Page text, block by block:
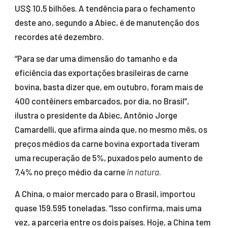
US$ 10,5 bilhões. A tendência para o fechamento
deste ano, segundo a Abiec, é de manutenção dos
recordes até dezembro.
“Para se dar uma dimensão do tamanho e da
eficiência das exportações brasileiras de carne
bovina, basta dizer que, em outubro, foram mais de
400 contêiners embarcados, por dia, no Brasil”,
ilustra o presidente da Abiec, Antônio Jorge
Camardelli, que afirma ainda que, no mesmo mês, os
preços médios da carne bovina exportada tiveram
uma recuperação de 5%, puxados pelo aumento de
7,4% no preço médio da carne in natura.
A China, o maior mercado para o Brasil, importou
quase 159.595 toneladas. “Isso confirma, mais uma
vez, a parceria entre os dois países. Hoje, a China tem